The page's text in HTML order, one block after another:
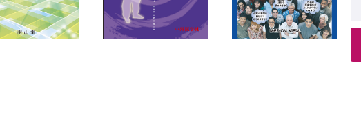
がん治療における標準化─解析例（３）：卵巣がんの化学療法の標準化
DPCデータを利用した，卵巣がんの術後化学療法の評価